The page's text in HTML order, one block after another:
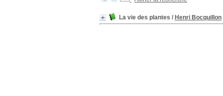
La vie des plantes / Henri Bocquillon